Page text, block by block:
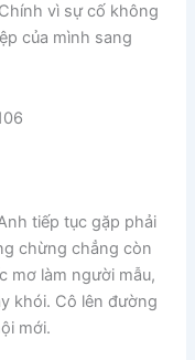
vì sự cố không
của mình sang
tiếp tục gặp phải
chừng chẳng còn
mơ làm người mẫu,
khói. Cô lên đường
mới.